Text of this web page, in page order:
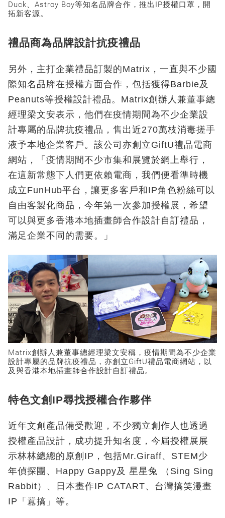
Duck、Astroy Boy等知名品牌合作，推出IP授權口罩，開
拓新客源。
禮品商為品牌設計抗疫禮品
另外，主打企業禮品訂製的Matrix，一直與不少國
際知名品牌在授權方面合作，包括獲得Barbie及
Peanuts等授權設計禮品。Matrix創辦人兼董事總
經理梁文安表示，他們在疫情期間為不少企業設
計專屬的品牌抗疫禮品，售出近270萬枝消毒搓手
液予本地企業客戶。該公司亦創立GiftU禮品電商
網站，「疫情期間不少市集和展覽於網上舉行，
在這新常態下人們更依賴電商，我們便看準時機
成立FunHub平台，讓更多客戶和IP角色粉絲可以
自由客製化商品，今年第一次參加授權展，希望
可以與更多香港本地插畫師合作設計自訂禮品，
滿足企業不同的需要。」
Matrix創辦人兼董事總經理梁文安稱，疫情期間為不少企業
設計專屬的品牌抗疫禮品，亦創立GiftU禮品電商網站，以
及與香港本地插畫師合作設計自訂禮品。
特色文創IP尋找授權合作夥伴
近年文創產品備受歡迎，不少獨立創作人也透過
授權產品設計，成功提升知名度，今屆授權展展
示林林總總的原創IP，包括Mr.Giraff、STEM少
年偵探團、Happy Gappy及 星星兔 （Sing Sing
Rabbit）、日本畫作IP CATART、台灣搞笑漫畫
IP「囂搞」等。